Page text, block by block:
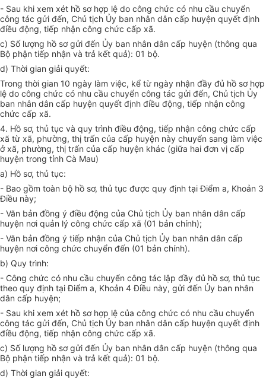
- Sau khi xem xét hồ sơ hợp lệ do công chức có nhu cầu chuyển
công tác gửi đến, Chủ tịch Ủy ban nhân dân cấp huyện quyết định
điều động, tiếp nhận công chức cấp xã.
c) Số lượng hồ sơ gửi đến Ủy ban nhân dân cấp huyện (thông qua
Bộ phận tiếp nhận và trả kết quả): 01 bộ.
d) Thời gian giải quyết:
Trong thời gian 10 ngày làm việc, kể từ ngày nhận đầy đủ hồ sơ hợp
lệ do công chức có nhu cầu chuyển công tác gửi đến, Chủ tịch Ủy
ban nhân dân cấp huyện quyết định điều động, tiếp nhận công
chức cấp xã.
4. Hồ sơ, thủ tục và quy trình điều động, tiếp nhận công chức cấp
xã từ xã, phường, thị trấn của cấp huyện này chuyển sang làm việc
ở xã, phường, thị trấn của cấp huyện khác (giữa hai đơn vị cấp
huyện trong tỉnh Cà Mau)
a) Hồ sơ, thủ tục:
- Bao gồm toàn bộ hồ sơ, thủ tục được quy định tại Điểm a, Khoản 3
Điều này;
- Văn bản đồng ý điều động của Chủ tịch Ủy ban nhân dân cấp
huyện nơi quản lý công chức cấp xã (01 bản chính);
- Văn bản đồng ý tiếp nhận của Chủ tịch Ủy ban nhân dân cấp
huyện nơi công chức chuyển đến (01 bản chính).
b) Quy trình:
- Công chức có nhu cầu chuyển công tác lập đầy đủ hồ sơ, thủ tục
theo quy định tại Điểm a, Khoản 4 Điều này, gửi đến Ủy ban nhân
dân cấp huyện;
- Sau khi xem xét hồ sơ hợp lệ của công chức có nhu cầu chuyển
công tác gửi đến, Chủ tịch Ủy ban nhân dân cấp huyện quyết định
điều động, tiếp nhận công chức cấp xã.
c) Số lượng hồ sơ gửi đến Ủy ban nhân dân cấp huyện (thông qua
Bộ phận tiếp nhận và trả kết quả): 01 bộ.
d) Thời gian giải quyết: